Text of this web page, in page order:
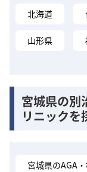
北海道
山形県
宮城県の別
リニックを
宮城県のAGA